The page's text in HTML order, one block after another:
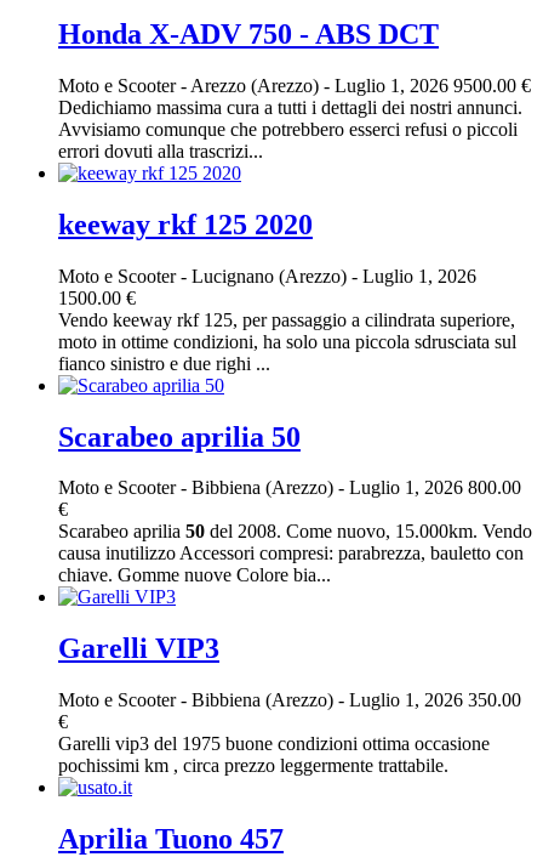
Honda X-ADV 750 - ABS DCT
Moto e Scooter- Arezzo (Arezzo) - Luglio 1, 2026 9500.00 €
Dedichiamo massima cura a tutti i dettagli dei nostri annunci.
Avvisiamo comunque che potrebbero esserci refusi o piccoli
errori dovuti alla trascrizi...
keeway rkf 125 2020
Moto e Scooter- Lucignano (Arezzo) - Luglio 1, 2026
1500.00 €
Vendo keeway rkf 125, per passaggio a cilindrata superiore,
moto in ottime condizioni, ha solo una piccola sdrusciata sul
fianco sinistro e due righi ...
Scarabeo aprilia 50
Moto e Scooter- Bibbiena (Arezzo) - Luglio 1, 2026 800.00
€
Scarabeo aprilia 50 del 2008. Come nuovo, 15.000km. Vendo
causa inutilizzo Accessori compresi: parabrezza, bauletto con
chiave. Gomme nuove Colore bia...
Garelli VIP3
Moto e Scooter- Bibbiena (Arezzo) - Luglio 1, 2026 350.00
€
Garelli vip3 del 1975 buone condizioni ottima occasione
pochissimi km , circa prezzo leggermente trattabile.
Aprilia Tuono 457